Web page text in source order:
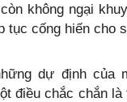
không ngại
tục cống hiến cho
dự định của
điều chắc chắn